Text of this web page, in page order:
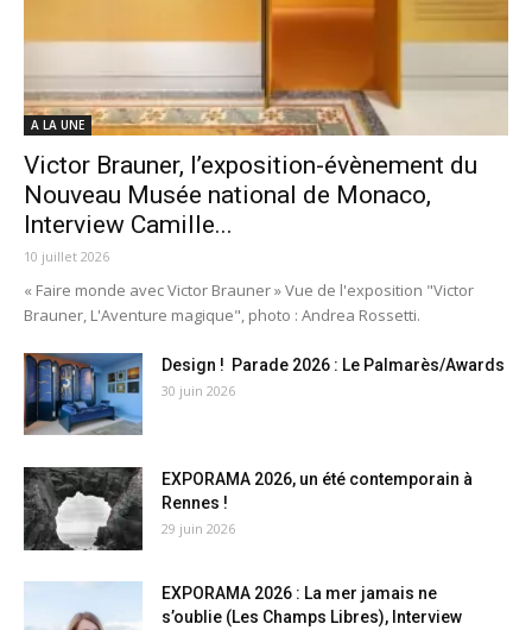
A LA UNE
Victor Brauner, l’exposition-évènement du
Nouveau Musée national de Monaco,
Interview Camille...
10 juillet 2026
« Faire monde avec Victor Brauner » Vue de l'exposition "Victor
Brauner, L'Aventure magique", photo : Andrea Rossetti.
Design ! Parade 2026 : Le Palmarès/Awards
30 juin 2026
EXPORAMA 2026, un été contemporain à
Rennes !
29 juin 2026
EXPORAMA 2026 : La mer jamais ne
s’oublie (Les Champs Libres), Interview